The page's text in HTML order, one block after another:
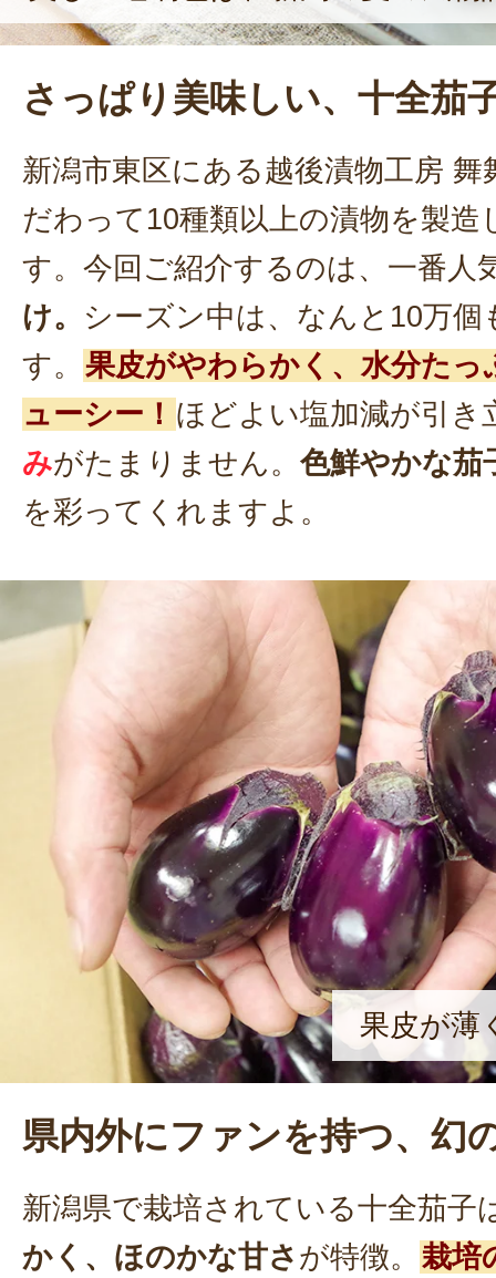
さっぱり美味しい、十全茄
新潟市東区にある越後漬物工房 舞
だわって10種類以上の漬物を製造
す。今回ご紹介するのは、一番人
け。 シーズン中は、なんと10万個
す。 果皮がやわらかく、水分たっ
ューシー！ ほどよい塩加減が引き
みがたまりません。 色鮮やかな茄
を彩ってくれますよ。
果皮が薄
県内外にファンを持つ、幻
新潟県で栽培されている十全茄子
かく、ほのかな甘さ が特徴。 栽培